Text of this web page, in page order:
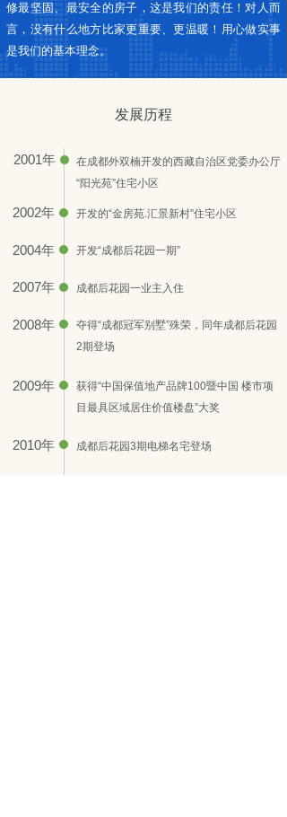
修最坚固、最安全的房子，这是我们的责任！对人而
言，没有什么地方比家更重要、更温暖！用心做实事
是我们的基本理念。
成都后花园3期电梯名宅登场
在成都外双楠开发的西藏自治区党委办公厅
“阳光苑”住宅小区
2001年
2007年
开发的“金房苑.汇景新村”住宅小区
2002年
2004年 开发“成都后花园一期”
成都后花园一业主入住
2008年
夺得“成都冠军别墅”殊荣，同年成都后花园
2期登场
2009年
获得“中国保值地产品牌100暨中国 楼市项
目最具区域居住价值楼盘”大奖
2010年
发展历程